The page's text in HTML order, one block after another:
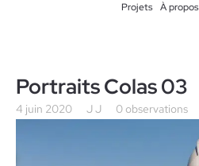
Projets À propos
Portraits Colas 03
4 juin 2020 J J 0 observations